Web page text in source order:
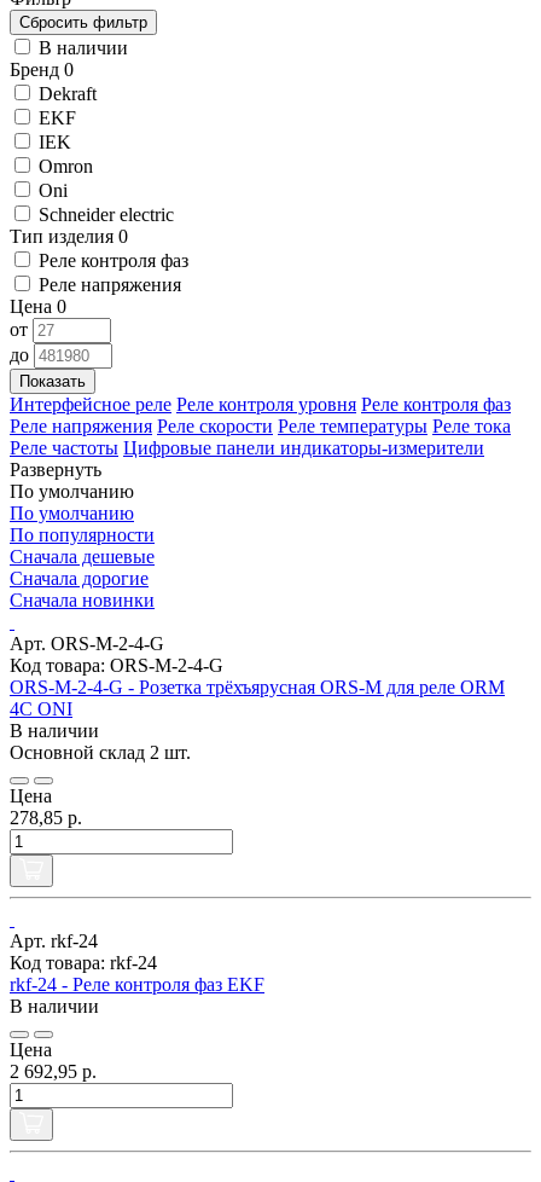
В наличии
Бренд 0
Dekraft
EKF
IEK
Omron
Oni
Schneider electric
Тип изделия 0
Реле контроля фаз
Реле напряжения
Цена 0
от
до
Показать
Интерфейсное реле Реле контроля уровня Реле контроля фаз
Реле напряжения Реле скорости Реле температуры Реле тока
Реле частоты Цифровые панели индикаторы-измерители
Развернуть
По умолчанию
По умолчанию
По популярности
Сначала дешевые
Сначала дорогие
Сначала новинки
Арт. ORS-M-2-4-G
Код товара: ORS-M-2-4-G
ORS-M-2-4-G - Розетка трёхъярусная ORS-M для реле ORM
4C ONI
В наличии
Основной склад 2 шт.
Цена
278,85 р.
Арт. rkf-24
Код товара: rkf-24
rkf-24 - Реле контроля фаз EKF
В наличии
Цена
2 692,95 р.